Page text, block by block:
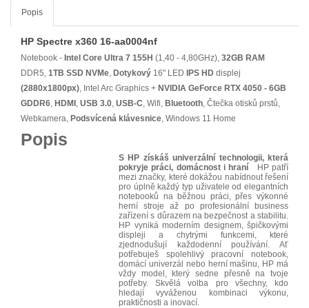
Popis
HP Spectre x360 16-aa0004nf
Notebook - Intel Core Ultra 7 155H (1,40 - 4,80GHz), 32GB RAM
DDR5, 1TB SSD NVMe, Dotykový 16" LED IPS HD displej
(2880x1800px), Intel Arc Graphics + NVIDIA GeForce RTX 4050 - 6GB
GDDR6, HDMI , USB 3.0, USB-C, Wifi, Bluetooth, Čtečka otisků prstů,
Webkamera, Podsvícená klávesnice, Windows 11 Home
Popis
S HP získáš univerzální technologii, která
pokryje práci, domácnost i hraní HP patří
mezi značky, které dokážou nabídnout řešení
pro úplně každý typ uživatele od elegantních
notebooků na běžnou práci, přes výkonné
herní stroje až po profesionální business
zařízení s důrazem na bezpečnost a stabilitu.
HP vyniká moderním designem, špičkovými
displeji a chytrými funkcemi, které
zjednodušují každodenní používání. Ať
potřebuješ spolehlivý pracovní notebook,
domácí univerzál nebo herní mašinu, HP má
vždy model, který sedne přesně na tvoje
potřeby. Skvělá volba pro všechny, kdo
hledají vyváženou kombinaci výkonu,
praktičnosti a inovací.